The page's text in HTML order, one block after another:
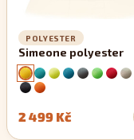
POLYESTER
Simeone polyester
2 499 Kč